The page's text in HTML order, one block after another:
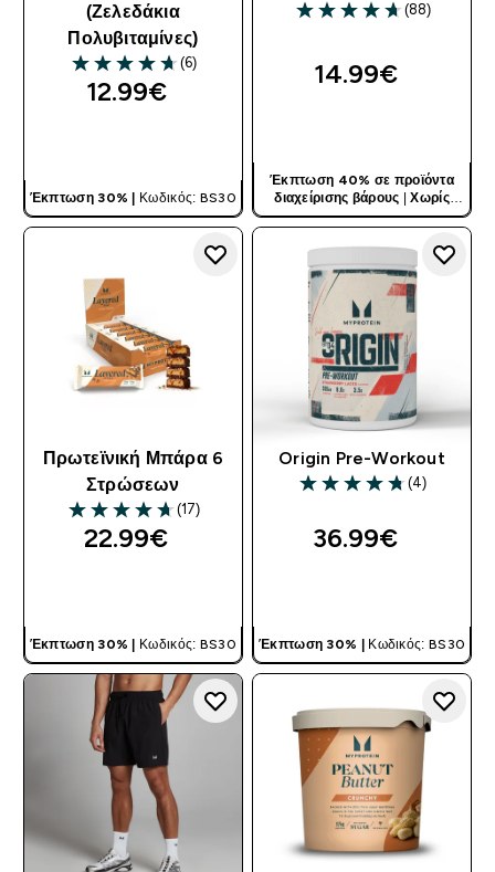
(Ζελεδάκια
Πολυβιταμίνες)
4.67 out of 5 stars
(6)
12.99€‎
Έκπτωση 30% | Κωδικός: BS30
4.69 out of 5 stars
(88)
14.99€‎
Έκπτωση 40% σε προϊόντα
διαχείρισης βάρους |Χωρίς
Κωδικό
Πρωτεϊνική Μπάρα 6
Στρώσεων
4.71 out of 5 stars
(17)
22.99€‎
Έκπτωση 30% | Κωδικός: BS30
Origin Pre-Workout
4.75 out of 5 stars
(4)
36.99€‎
Έκπτωση 30% | Κωδικός: BS30